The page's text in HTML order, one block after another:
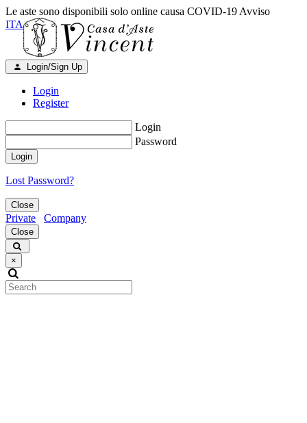
Le aste sono disponibili solo online causa COVID-19 Avviso
ITA
Login/Sign Up
Login
Register
Login
Password
Login
Lost Password?
Close
Private Company
Close
×